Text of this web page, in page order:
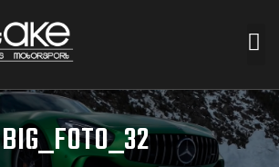
BIG_FOTO_32